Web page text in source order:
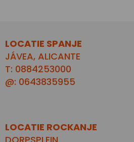
LOCATIE SPANJE
JÁVEA, ALICANTE
T: 0884253000
@: 0643835955
LOCATIE ROCKANJE